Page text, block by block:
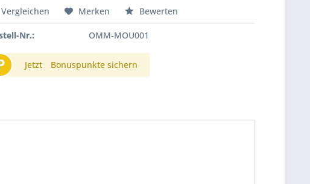
Vergleichen Merken Bewerten
Nr.: OMM-MOU001
Jetzt Bonuspunkte sichern